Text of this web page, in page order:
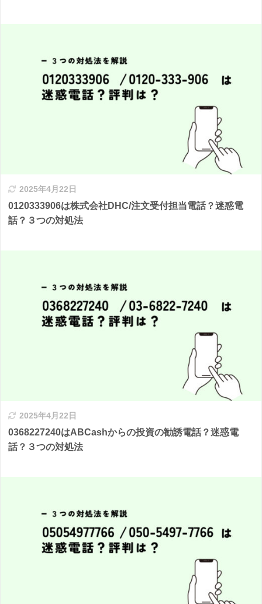
2025年4月22日
0120333906は株式会社DHC/注文受付担当電話？迷惑電
話？３つの対処法
2025年4月22日
0368227240はABCashからの投資の勧誘電話？迷惑電
話？３つの対処法